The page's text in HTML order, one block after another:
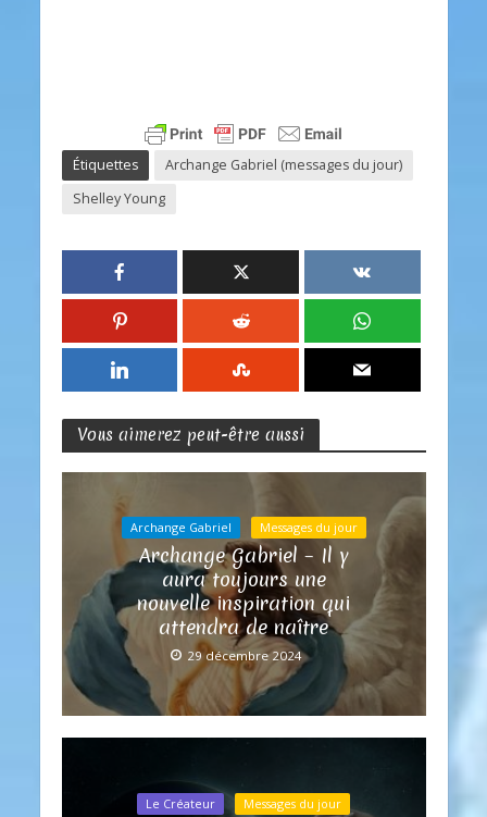
Étiquettes
Archange Gabriel (messages du jour)
Shelley Young
Vous aimerez peut-être aussi
Archange Gabriel Messages du jour
Archange Gabriel – Il y
aura toujours une
nouvelle inspiration qui
attendra de naître
29 décembre 2024
Le Créateur Messages du jour